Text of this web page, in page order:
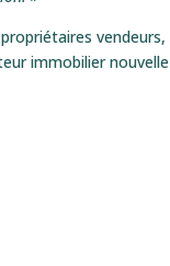
vendeurs,
immobilier nouvelle